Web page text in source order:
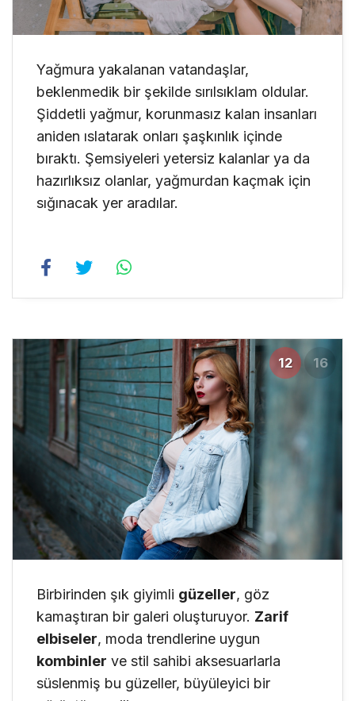
Yağmura yakalanan vatandaşlar,
beklenmedik bir şekilde sırılsıklam oldular.
Şiddetli yağmur, korunmasız kalan insanları
aniden ıslatarak onları şaşkınlık içinde
bıraktı. Şemsiyeleri yetersiz kalanlar ya da
hazırlıksız olanlar, yağmurdan kaçmak için
sığınacak yer aradılar.
12 16
Birbirinden şık giyimli güzeller, göz
kamaştıran bir galeri oluşturuyor. Zarif
elbiseler, moda trendlerine uygun
kombinler ve stil sahibi aksesuarlarla
süslenmiş bu güzeller, büyüleyici bir